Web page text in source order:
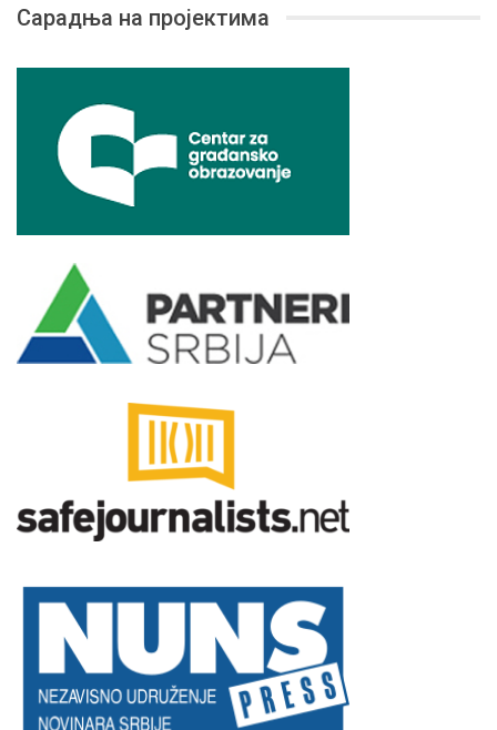
Сарадња на пројектима